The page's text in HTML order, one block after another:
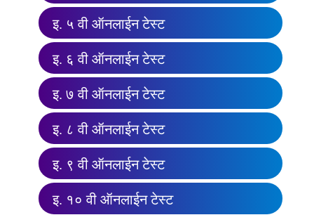
इ. ५ वी ऑनलाईन टेस्ट
इ. ६ वी ऑनलाईन टेस्ट
इ. ७ वी ऑनलाईन टेस्ट
इ. ८ वी ऑनलाईन टेस्ट
इ. ९ वी ऑनलाईन टेस्ट
इ. १० वी ऑनलाईन टेस्ट